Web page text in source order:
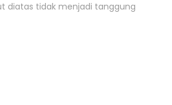
diatas tidak menjadi tanggung